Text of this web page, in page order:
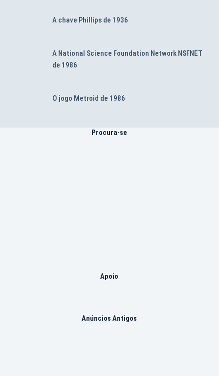
A chave Phillips de 1936
A National Science Foundation Network NSFNET
de 1986
O jogo Metroid de 1986
Procura-se
Apoio
Anúncios Antigos